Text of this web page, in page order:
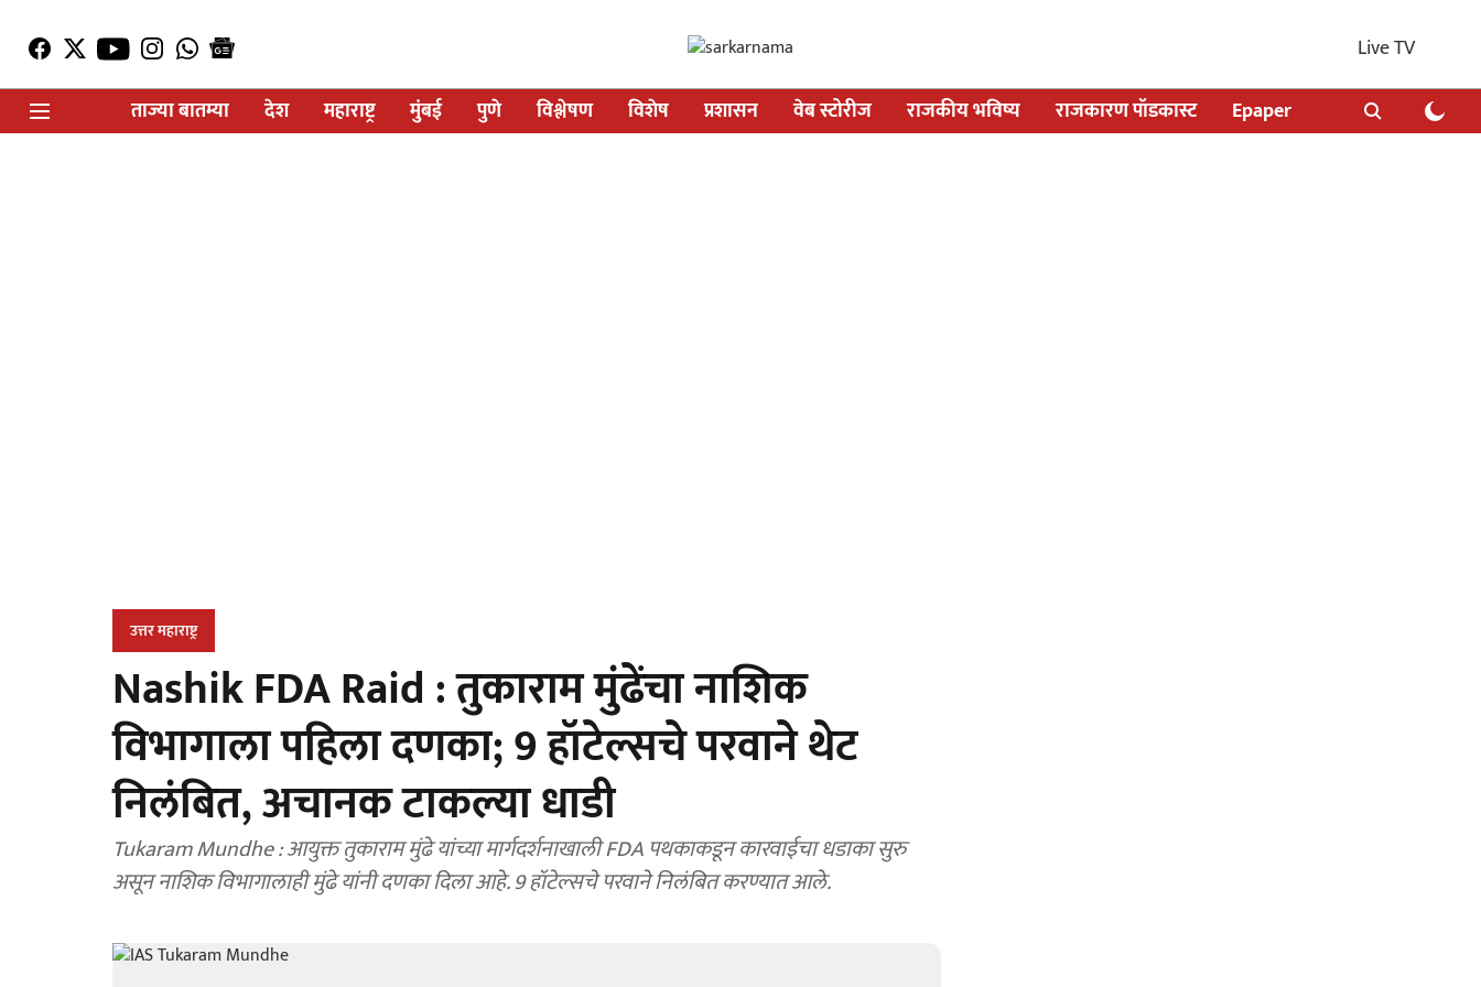
Live TV
ताज्या बातम्या
देश महाराष्ट्र मुंबई पुणे विश्लेषण विशेष प्रशासन वेब स्टोरीज राजकीय भविष्य राजकारण पॉडकास्ट Epaper
उत्तर महाराष्ट्र
Nashik FDA Raid : तुकाराम मुंढेंचा नाशिक
विभागाला पहिला दणका; 9 हॉटेल्सचे परवाने थेट
निलंबित, अचानक टाकल्या धाडी
Tukaram Mundhe : आयुक्त तुकाराम मुंढे यांच्या मार्गदर्शनाखाली FDA पथकाकडून कारवाईचा धडाका सुरु
असून नाशिक विभागालाही मुंढे यांनी दणका दिला आहे. 9 हॉटेल्सचे परवाने निलंबित करण्यात आले.